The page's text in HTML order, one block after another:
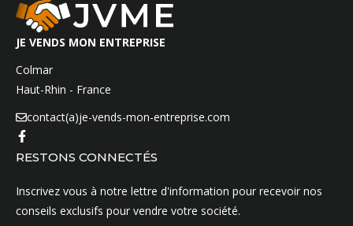
JE VENDS MON ENTREPRISE
Colmar
Haut-Rhin - France
contact(a)je-vends-mon-entreprise.com
RESTONS CONNECTÉS
Inscrivez vous à notre lettre d'information pour recevoir nos
conseils exclusifs pour vendre votre société.